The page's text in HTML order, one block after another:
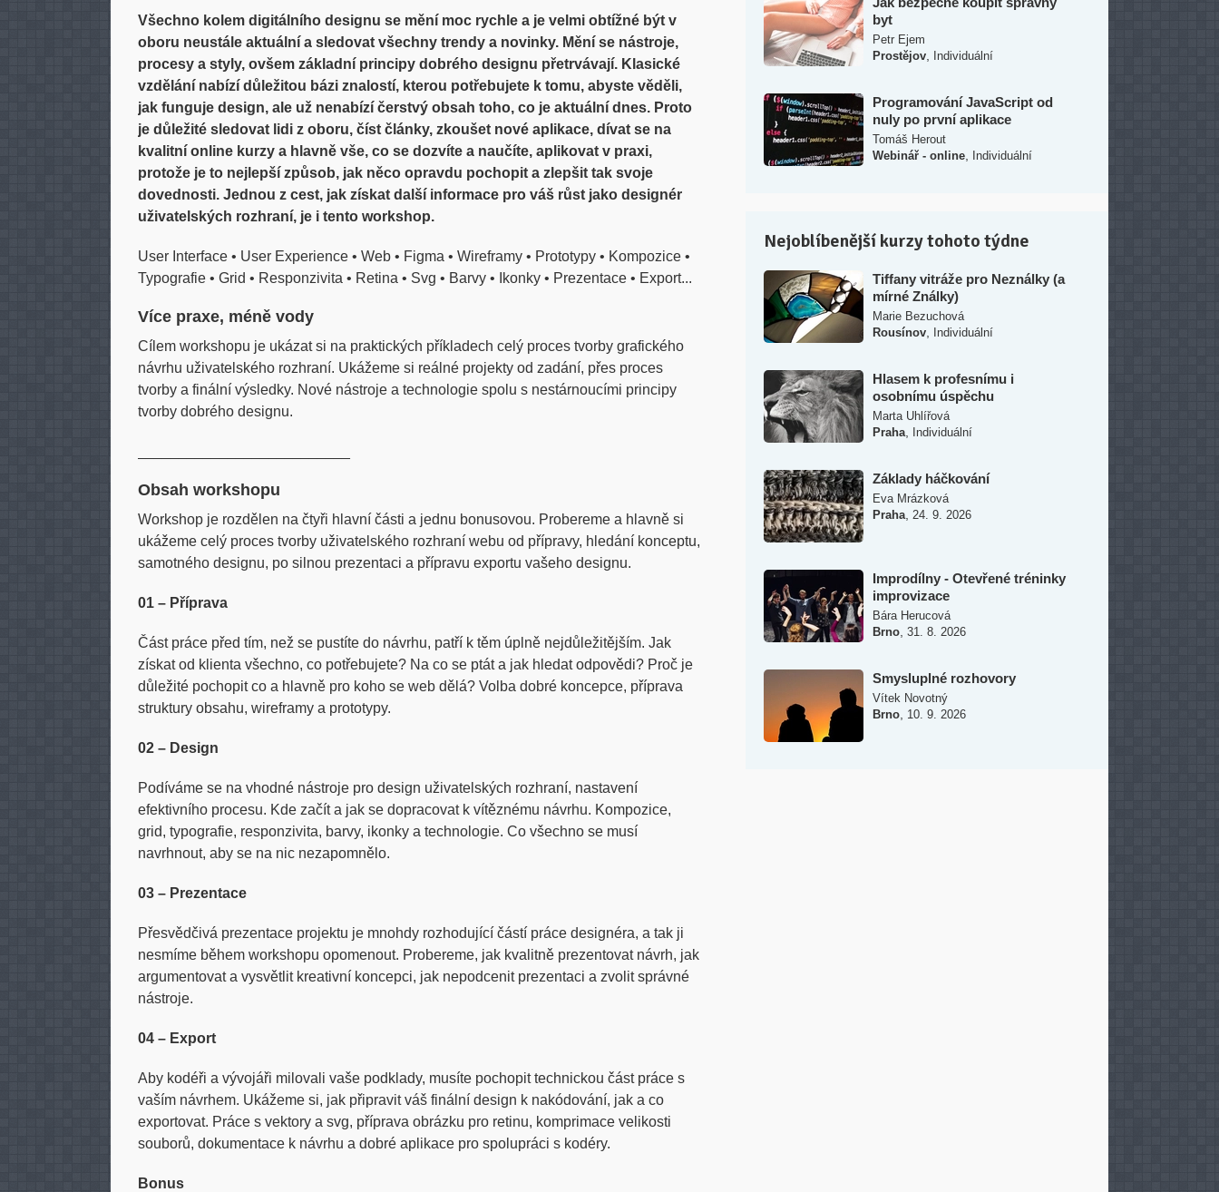
Všechno kolem digitálního designu se mění moc rychle a je velmi obtížné být v
oboru neustále aktuální a sledovat všechny trendy a novinky. Mění se nástroje,
procesy a styly, ovšem základní principy dobrého designu přetrvávají. Klasické
vzdělání nabízí důležitou bázi znalostí, kterou potřebujete k tomu, abyste věděli,
jak funguje design, ale už nenabízí čerstvý obsah toho, co je aktuální dnes. Proto
je důležité sledovat lidi z oboru, číst články, zkoušet nové aplikace, dívat se na
kvalitní online kurzy a hlavně vše, co se dozvíte a naučíte, aplikovat v praxi,
protože je to nejlepší způsob, jak něco opravdu pochopit a zlepšit tak svoje
dovednosti. Jednou z cest, jak získat další informace pro váš růst jako designér
uživatelských rozhraní, je i tento workshop.
User Interface • User Experience • Web • Figma • Wireframy • Prototypy • Kompozice •
Typografie • Grid • Responzivita • Retina • Svg • Barvy • Ikonky • Prezentace • Export...
Více praxe, méně vody
Cílem workshopu je ukázat si na praktických příkladech celý proces tvorby grafického
návrhu uživatelského rozhraní. Ukážeme si reálné projekty od zadání, přes proces
tvorby a finální výsledky. Nové nástroje a technologie spolu s nestárnoucími principy
tvorby dobrého designu.
Obsah workshopu
Workshop je rozdělen na čtyři hlavní části a jednu bonusovou. Probereme a hlavně si
ukážeme celý proces tvorby uživatelského rozhraní webu od přípravy, hledání konceptu,
samotného designu, po silnou prezentaci a přípravu exportu vašeho designu.
01 – Příprava
Část práce před tím, než se pustíte do návrhu, patří k těm úplně nejdůležitějším. Jak
získat od klienta všechno, co potřebujete? Na co se ptát a jak hledat odpovědi? Proč je
důležité pochopit co a hlavně pro koho se web dělá? Volba dobré koncepce, příprava
struktury obsahu, wireframy a prototypy.
02 – Design
Podíváme se na vhodné nástroje pro design uživatelských rozhraní, nastavení
efektivního procesu. Kde začít a jak se dopracovat k vítěznému návrhu. Kompozice,
grid, typografie, responzivita, barvy, ikonky a technologie. Co všechno se musí
navrhnout, aby se na nic nezapomnělo.
03 – Prezentace
Přesvědčivá prezentace projektu je mnohdy rozhodující částí práce designéra, a tak ji
nesmíme během workshopu opomenout. Probereme, jak kvalitně prezentovat návrh, jak
argumentovat a vysvětlit kreativní koncepci, jak nepodcenit prezentaci a zvolit správné
nástroje.
04 – Export
Aby kodéři a vývojáři milovali vaše podklady, musíte pochopit technickou část práce s
vaším návrhem. Ukážeme si, jak připravit váš finální design k nakódování, jak a co
exportovat. Práce s vektory a svg, příprava obrázku pro retinu, komprimace velikosti
souborů, dokumentace k návrhu a dobré aplikace pro spolupráci s kodéry.
Bonus
byt
Petr Ejem
Prostějov
Individuální
Programování JavaScript od
nuly po první aplikace
Tomáš Herout
Webinář - online
Individuální
Nejoblíbenější kurzy tohoto týdne
Tiffany vitráže pro Neználky (a
mírné Ználky)
Marie Bezuchová
Rousínov
Individuální
Hlasem k profesnímu i
osobnímu úspěchu
Marta Uhlířová
Praha
Individuální
Základy háčkování
Eva Mrázková
Praha 24. 9. 2026
Improdílny - Otevřené tréninky
improvizace
Bára Herucová
Brno 31. 8. 2026
Smysluplné rozhovory
Vítek Novotný
Brno 10. 9. 2026